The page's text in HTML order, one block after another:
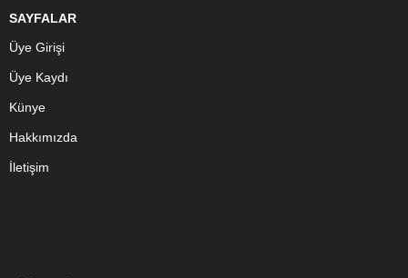
SAYFALAR
Üye Girişi
Üye Kaydı
Künye
Hakkımızda
İletişim